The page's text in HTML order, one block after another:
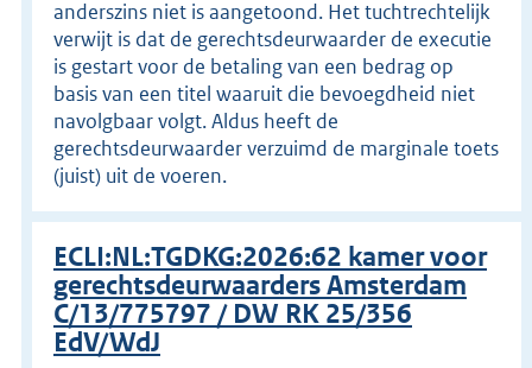
anderszins niet is aangetoond. Het tuchtrechtelijk
verwijt is dat de gerechtsdeurwaarder de executie
is gestart voor de betaling van een bedrag op
basis van een titel waaruit die bevoegdheid niet
navolgbaar volgt. Aldus heeft de
gerechtsdeurwaarder verzuimd de marginale toets
(juist) uit de voeren.
ECLI:NL:TGDKG:2026:62 kamer voor
gerechtsdeurwaarders Amsterdam
C/13/775797 / DW RK 25/356
EdV/WdJ